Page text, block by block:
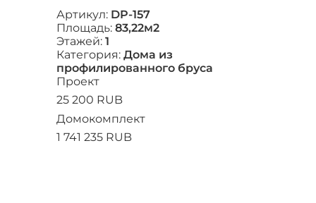
Артикул: DP-157
Площадь: 83,22м2
Этажей: 1
Категория: Дома из
профилированного бруса
Проект
25 200 RUB
Домокомплект
1 741 235 RUB